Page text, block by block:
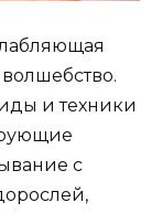
и техники
с